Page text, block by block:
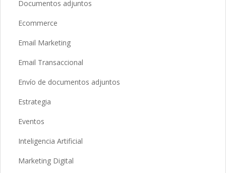
Documentos adjuntos
Ecommerce
Email Marketing
Email Transaccional
Envío de documentos adjuntos
Estrategia
Eventos
Inteligencia Artificial
Marketing Digital